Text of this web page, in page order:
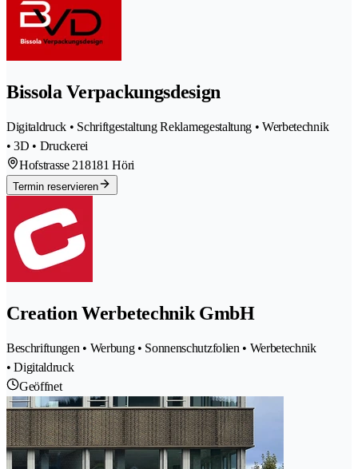
Bissola Verpackungsdesign
Digitaldruck • Schriftgestaltung Reklamegestaltung • Werbetechnik
• 3D • Druckerei
Hofstrasse 218181 Höri
Termin reservieren
Creation Werbetechnik GmbH
Beschriftungen • Werbung • Sonnenschutzfolien • Werbetechnik
• Digitaldruck
Geöffnet